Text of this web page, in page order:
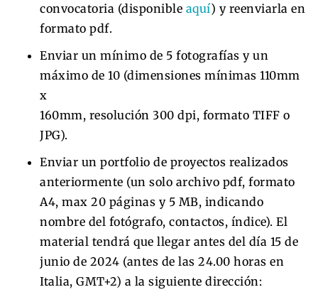
convocatoria (disponible aquí) y reenviarla en
formato pdf.
Enviar un mínimo de 5 fotografías y un
máximo de 10 (dimensiones mínimas 110mm
x
160mm, resolución 300 dpi, formato TIFF o
JPG).
Enviar un portfolio de proyectos realizados
anteriormente (un solo archivo pdf, formato
A4, max 20 páginas y 5 MB, indicando
nombre del fotógrafo, contactos, índice). El
material tendrá que llegar antes del día 15 de
junio de 2024 (antes de las 24.00 horas en
Italia, GMT+2) a la siguiente dirección: